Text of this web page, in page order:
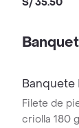
Banquete
Filete de
criolla 180